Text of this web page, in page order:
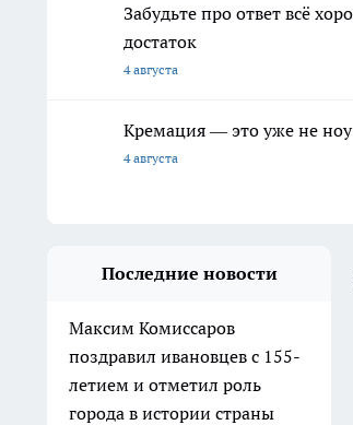
Забудьте про ответ всё
достаток
4 августа
Кремация — это уже не
4 августа
Последние новости
Максим Комиссаров
поздравил ивановцев с 155-
летием и отметил роль
города в истории страны